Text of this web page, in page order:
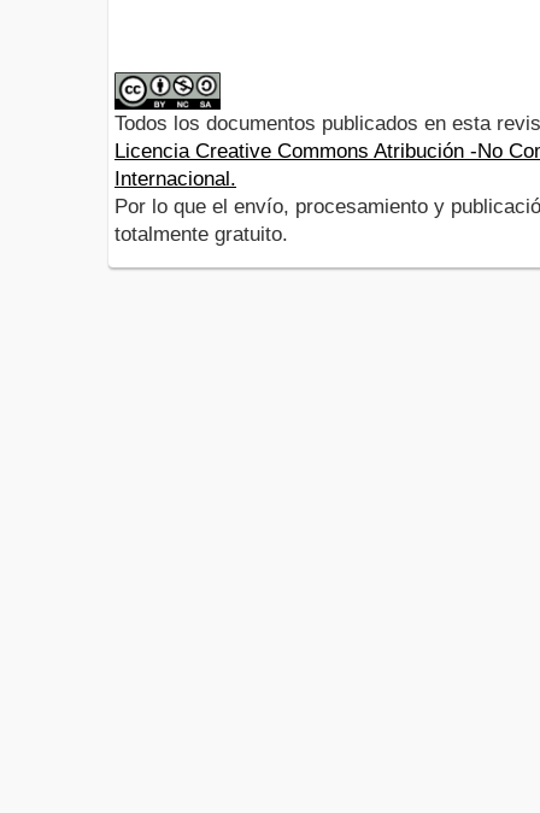
Todos los documentos publicados en esta
Licencia Creative Commons Atribución -No
Internacional.
Por lo que el envío, procesamiento y
totalmente gratuito.